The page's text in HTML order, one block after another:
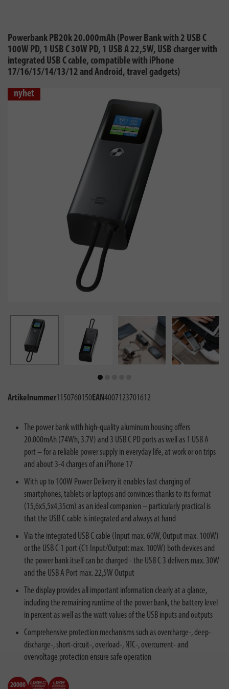
Powerbank PB20k 20.000mAh (Power Bank with 2 USB C
100W PD, 1 USB C 30W PD, 1 USB A 22,5W, USB charger with
integrated USB C cable, compatible with iPhone
17/16/15/14/13/12 and Android, travel gadgets)
nyhet
Artikelnummer1150760150EAN4007123701612
The power bank with high-quality aluminum housing offers
20.000mAh (74Wh, 3.7V) and 3 USB C PD ports as well as 1 USB A
port – for a reliable power supply in everyday life, at work or on trips
and about 3-4 charges of an iPhone 17
With up to 100W Power Delivery it enables fast charging of
smartphones, tablets or laptops and convinces thanks to its format
(15,6x5,5x4,35cm) as an ideal companion – particularly practical is
that the USB C cable is integrated and always at hand
Via the integrated USB C cable (Input max. 60W, Output max. 100W)
or the USB C 1 port (C1 Input/Output: max. 100W) both devices and
the power bank itself can be charged - the USB C 3 delivers max. 30W
and the USB A Port max. 22,5W Output
The display provides all important information clearly at a glance,
including the remaining runtime of the power bank, the battery level
in percent as well as the watt values of the USB inputs and outputs
Comprehensive protection mechanisms such as overcharge-, deep-
discharge-, short-circuit-, overload-, NTC-, overcurrent- and
overvoltage protection ensure safe operation